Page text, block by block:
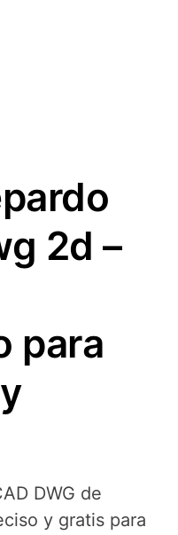
2d –
para
DWG de
y gratis para